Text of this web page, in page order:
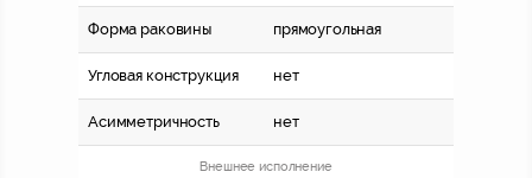
Форма раковины прямоугольная
Угловая конструкция нет
Асимметричность нет
Внешнее исполнение